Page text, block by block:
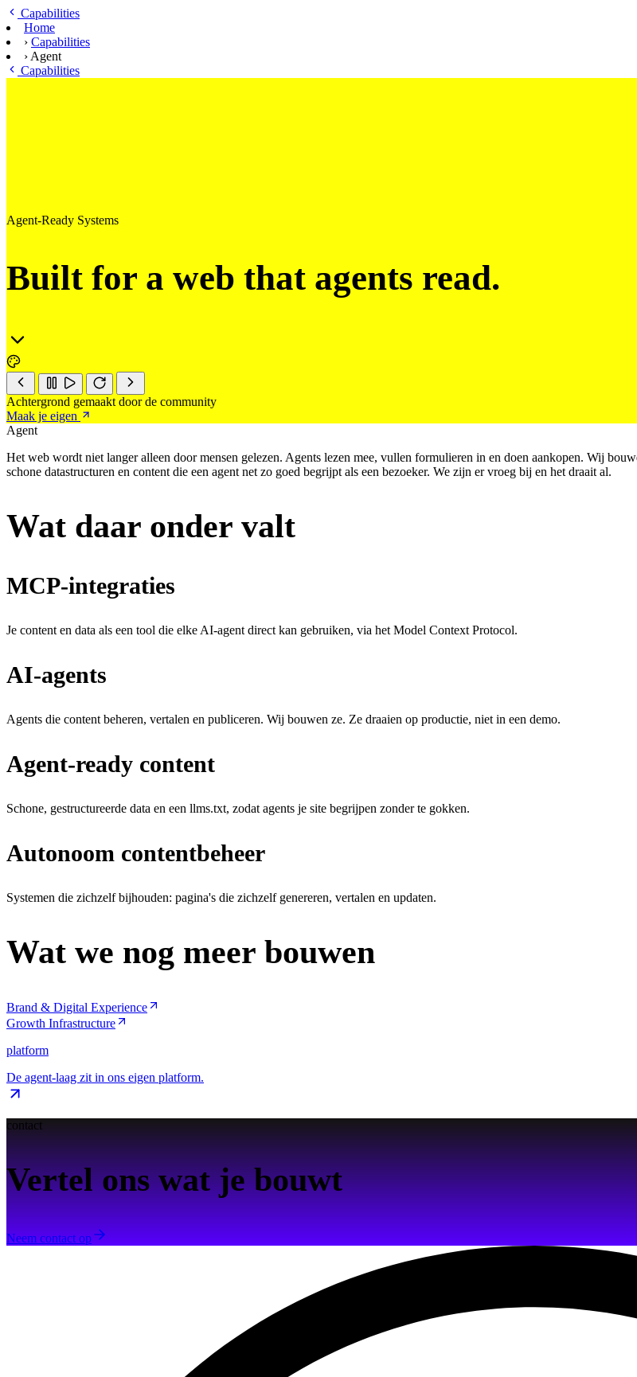
Ga naar hoofdinhoud
Capabilities
Home
› Capabilities
› Agent
Capabilities
Agent-Ready Systems
Built for a web that agents read.
Achtergrond gemaakt door de community
Maak je eigen
Agent
Het web wordt niet langer alleen door mensen gelezen. Agents lezen mee, vullen formulieren in en doen aankopen. Wij
schone datastructuren en content die een agent net zo goed begrijpt als een bezoeker. We zijn er vroeg bij en het draait al.
Wat daar onder valt
MCP-integraties
Je content en data als een tool die elke AI-agent direct kan gebruiken, via het Model Context Protocol.
AI-agents
Agents die content beheren, vertalen en publiceren. Wij bouwen ze. Ze draaien op productie, niet in een demo.
Agent-ready content
Schone, gestructureerde data en een llms.txt, zodat agents je site begrijpen zonder te gokken.
Autonoom contentbeheer
Systemen die zichzelf bijhouden: pagina's die zichzelf genereren, vertalen en updaten.
Wat we nog meer bouwen
Brand & Digital Experience
Growth Infrastructure
platform
De agent-laag zit in ons eigen platform.
contact
Vertel ons wat je bouwt
Neem contact op